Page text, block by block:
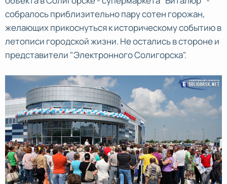
собралось приблизительно пару сотен горожан,
желающих прикоснуться к историческому событию в
летописи городской жизни. Не остались в стороне и
представители "Электронного Солигорска".